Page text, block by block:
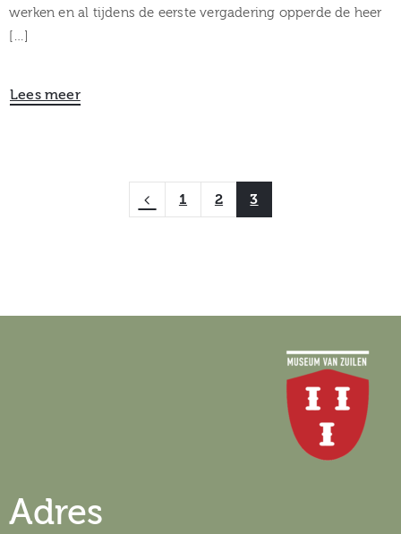
werken en al tijdens de eerste vergadering opperde de heer
[…]
Lees meer
1 2 3
Adres